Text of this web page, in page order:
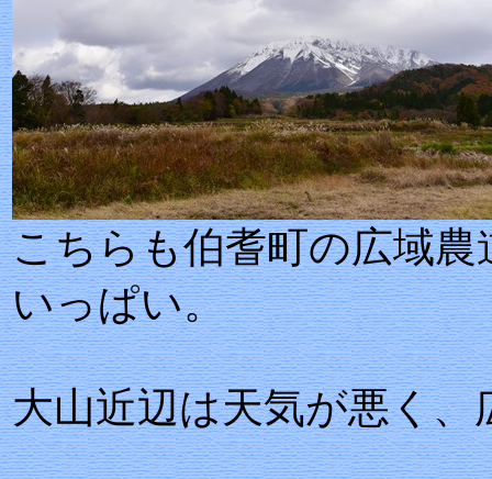
こちらも伯耆町の広
いっぱい。
大山近辺は天気が悪く